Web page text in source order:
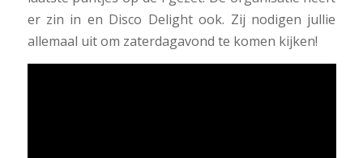
er zin in en Disco Delight ook. Zij nodigen jullie
allemaal uit om zaterdagavond te komen kijken!